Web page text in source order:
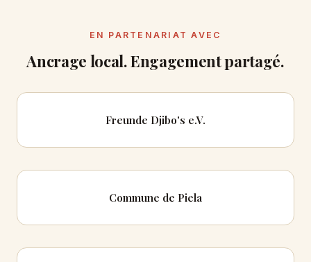
EN PARTENARIAT AVEC
Ancrage local. Engagement partagé.
Freunde Djibo's e.V.
Commune de Piela